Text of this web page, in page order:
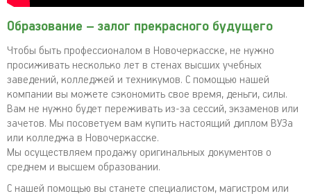
Образование – залог прекрасного будущего
Чтобы быть профессионалом в Новочеркасске, не нужно
просиживать несколько лет в стенах высших учебных
заведений, колледжей и техникумов. С помощью нашей
компании вы можете сэкономить свое время, деньги, силы.
Вам не нужно будет переживать из-за сессий, экзаменов или
зачетов. Мы посоветуем вам купить настоящий диплом ВУЗа
или колледжа в Новочеркасске.
Мы осуществляем продажу оригинальных документов о
среднем и высшем образовании.
С нашей помощью вы станете специалистом, магистром или